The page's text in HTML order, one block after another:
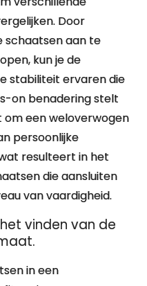
Door
schaatsen aan te
kun je de
stabiliteit ervaren die
on benadering stelt
een weloverwogen
persoonlijke
resulteert in het
die aansluiten
van vaardigheid.
vinden van de
in een